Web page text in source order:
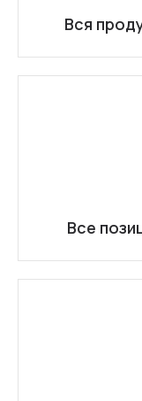
Вся
Все